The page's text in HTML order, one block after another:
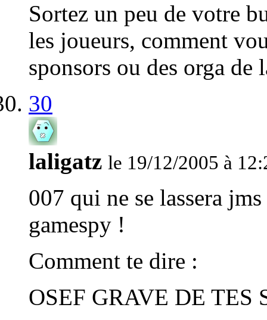
Sortez un peu de votre
les joueurs, comment
sponsors ou des orga de
30
laligatz le 19/12/2005 à
007 qui ne se lassera
gamespy !
Comment te dire :
OSEF GRAVE DE TES